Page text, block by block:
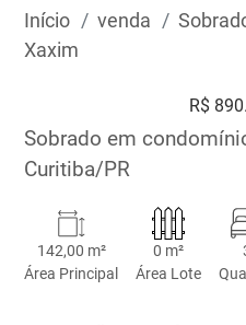
Início venda
Xaxim
R$
Sobrado em
Curitiba/PR
142,00 m²
Área Principal
0 m²
Área Lote